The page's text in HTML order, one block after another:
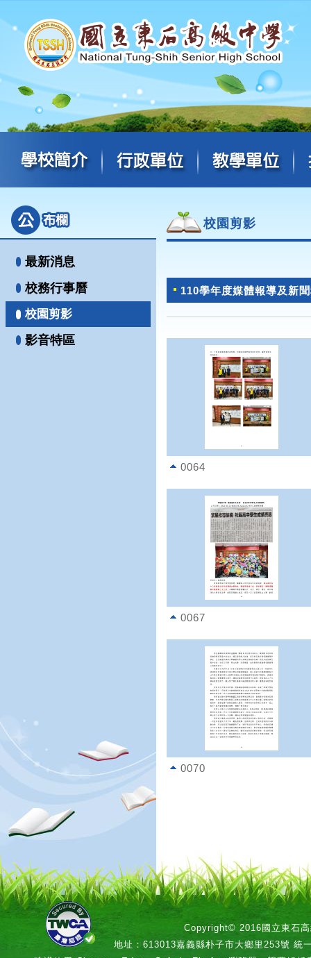
最新消息
校務行事曆
校園剪影
影音特區
校園剪影
110學年度媒體報導及新
0064
0067
0070
Copyright© 2016國立東石高
地址：613013嘉義縣朴子市大鄉里253號 統